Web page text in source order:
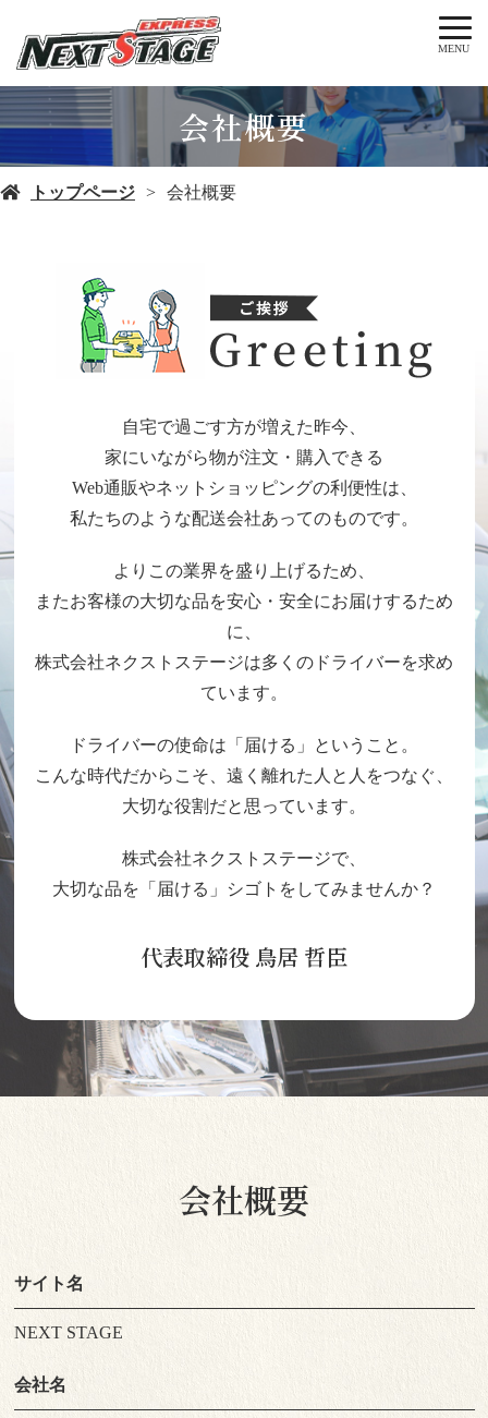
MENU
会社概要
トップページ 会社概要
自宅で過ごす方が増えた昨今、
家にいながら物が注文・購入できる
Web通販やネットショッピングの利便性は、
私たちのような配送会社あってのものです。
よりこの業界を盛り上げるため、
またお客様の大切な品を安心・安全にお届けするため
に、
株式会社ネクストステージは多くのドライバーを求め
ています。
ドライバーの使命は「届ける」ということ。
こんな時代だからこそ、遠く離れた人と人をつなぐ、
大切な役割だと思っています。
株式会社ネクストステージで、
大切な品を「届ける」シゴトをしてみませんか？
代表取締役 鳥居 哲臣
会社概要
サイト名
NEXT STAGE
会社名